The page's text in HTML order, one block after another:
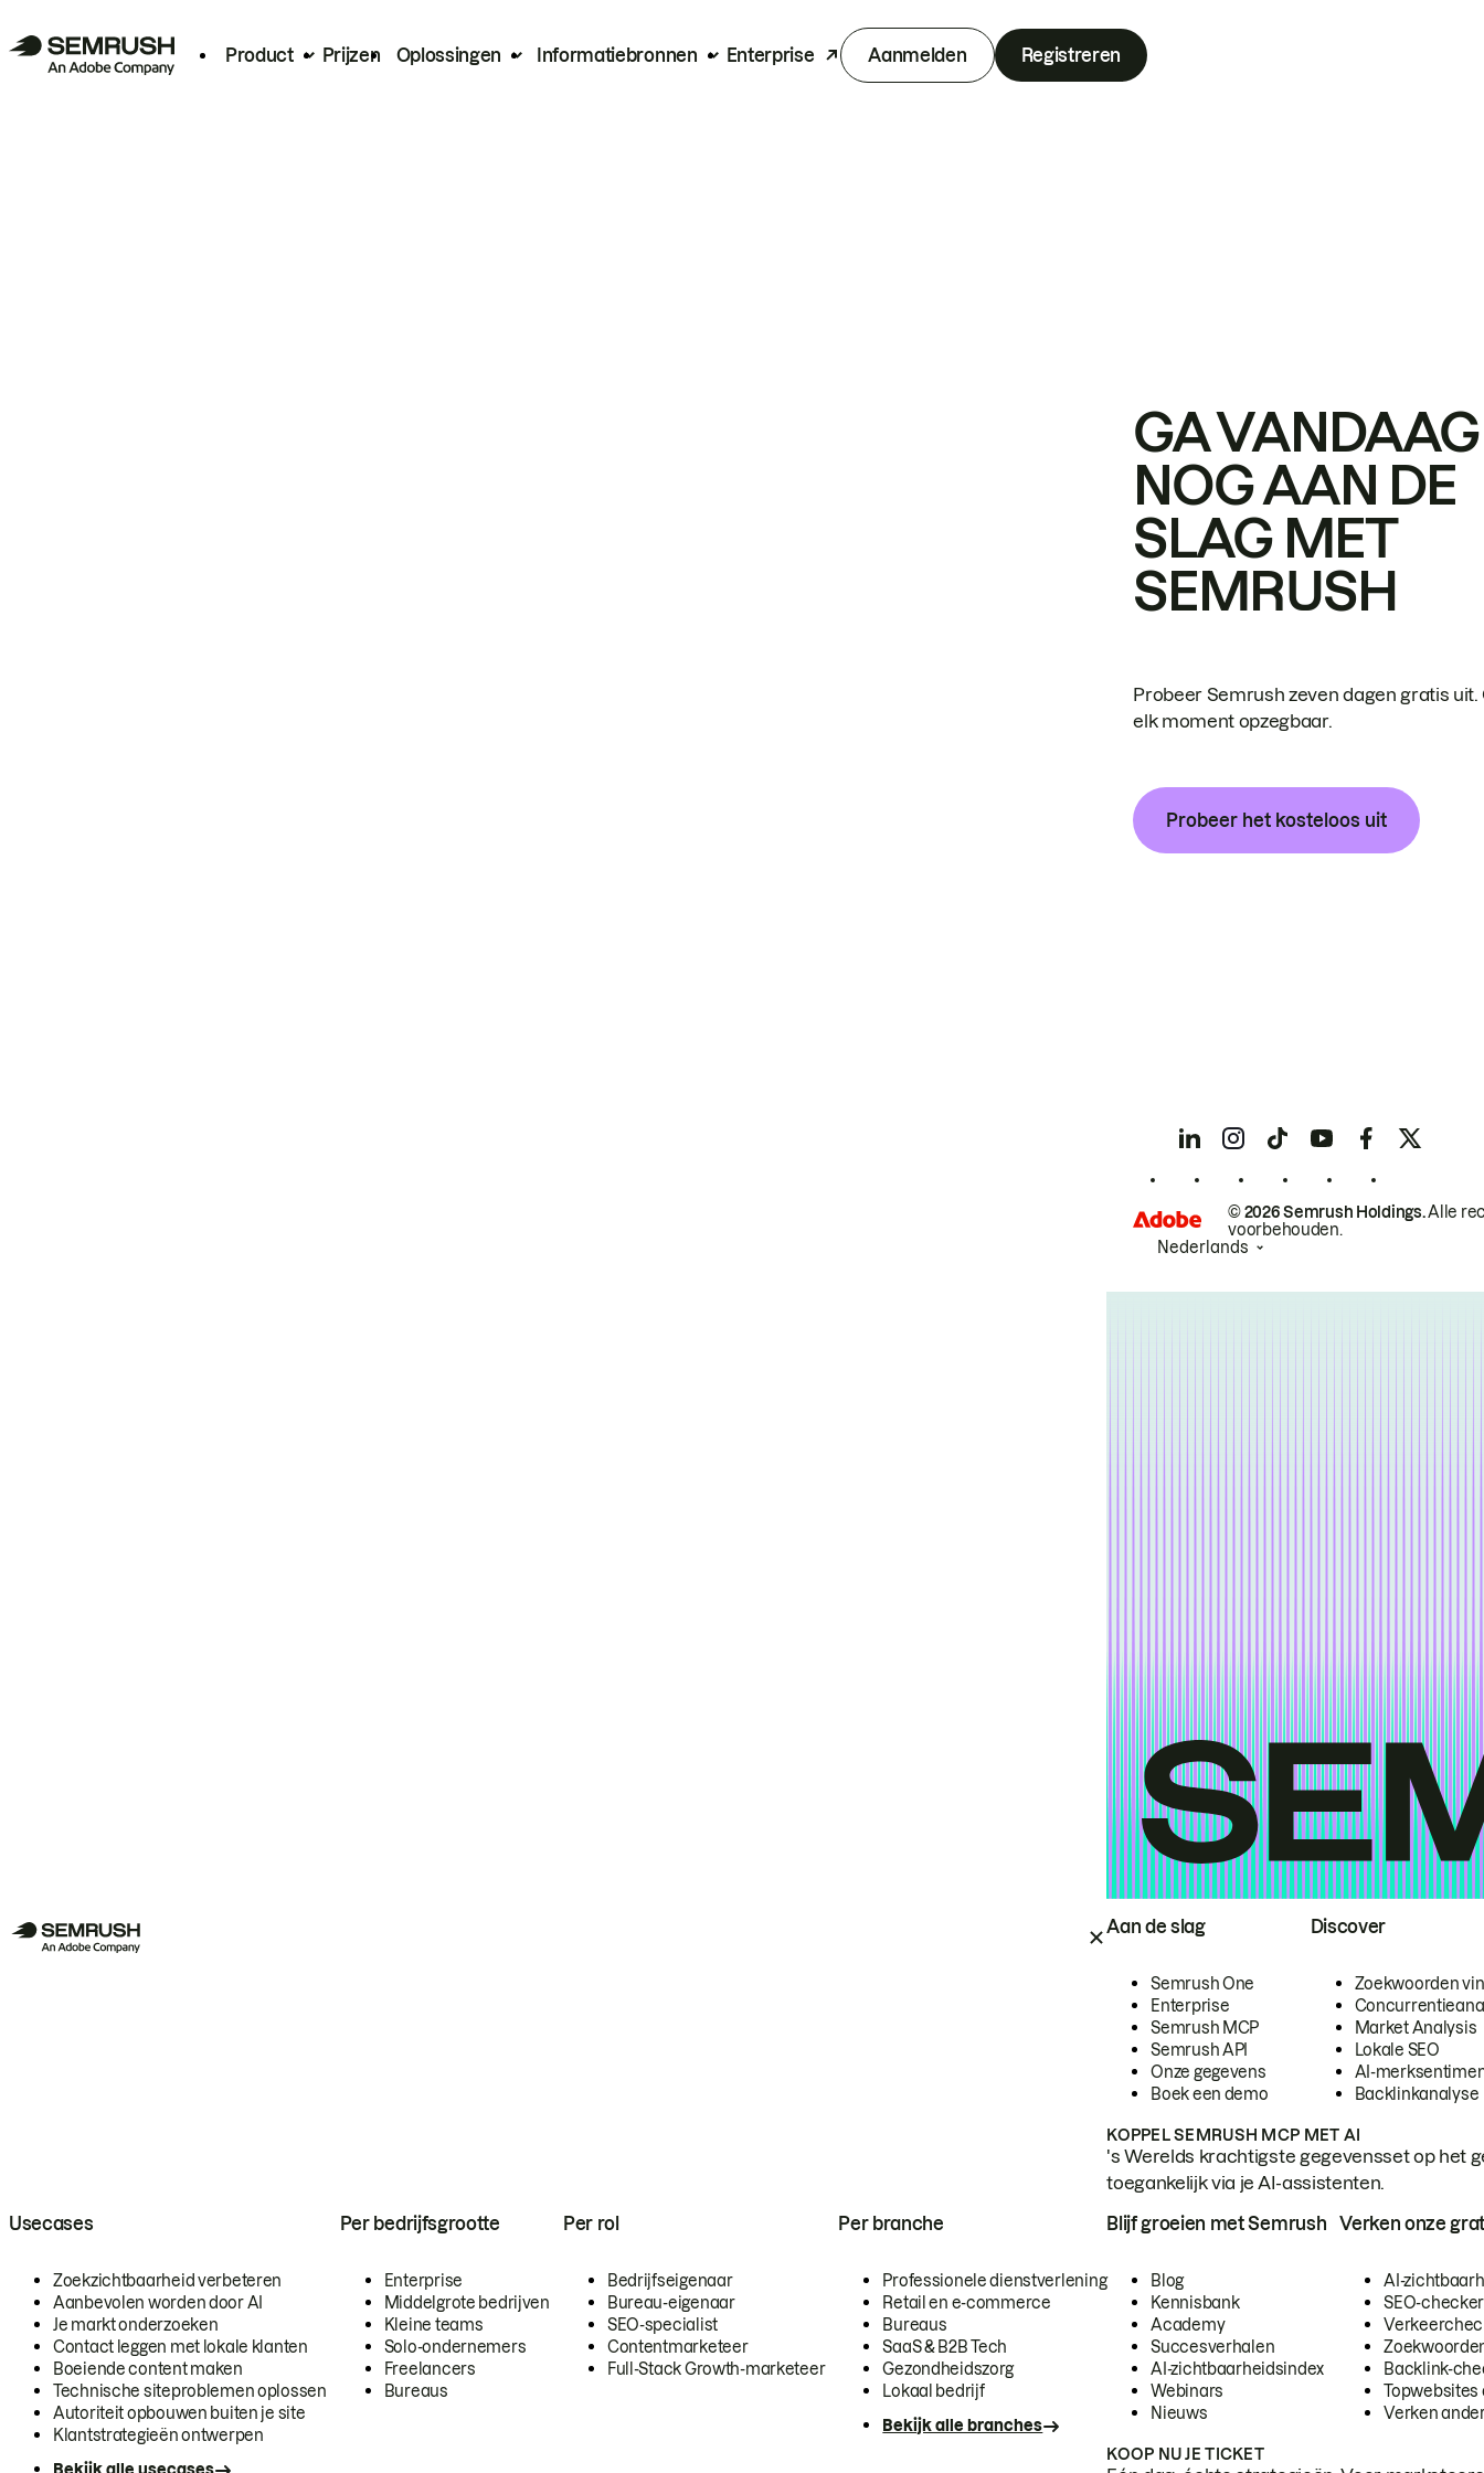
Product Prijzen Oplossingen Informatiebronnen Enterprise Aanmelden Registreren
Aan de slag
Semrush One
Enterprise
Semrush MCP
Semrush API
Onze gegevens
Boek een demo
Discover
Zoekwoorden
Market Analysis
Lokale SEO
AI-
Backlinkanalyse
KOPPEL SEMRUSH MCP MET AI
's Werelds krachtigste gegevensset op het
toegankelijk via je AI-assistenten.
Usecases
Zoekzichtbaarheid verbeteren
Aanbevolen worden door AI
Je markt onderzoeken
Contact leggen met lokale klanten
Boeiende content maken
Technische siteproblemen oplossen
Autoriteit opbouwen buiten je site
Klantstrategieën ontwerpen
Per bedrijfsgrootte
Enterprise
Middelgrote bedrijven
Kleine teams
Solo-ondernemers
Freelancers
Bureaus
Per rol
Bedrijfseigenaar
Bureau-eigenaar
SEO-specialist
Contentmarketeer
Full-Stack Growth-marketeer
Per branche
Professionele dienstverlening
Retail en e-commerce
Bureaus
SaaS & B2B Tech
Gezondheidszorg
Lokaal bedrijf
Bekijk alle branches
Blijf groeien met Semrush
Blog
Kennisbank
Academy
Succesverhalen
AI-zichtbaarheidsindex
Webinars
Nieuws
Verken onze
AI-
SEO-checker
Backlink-
Topwebsites
Verken
KOOP NU JE TICKET
GA VANDAAG
NOG AAN DE
SLAG MET
SEMRUSH
Probeer Semrush zeven dagen gratis uit.
elk moment opzegbaar.
Probeer het kosteloos uit
© 2026 Semrush Holdings.Alle
voorbehouden.
Nederlands